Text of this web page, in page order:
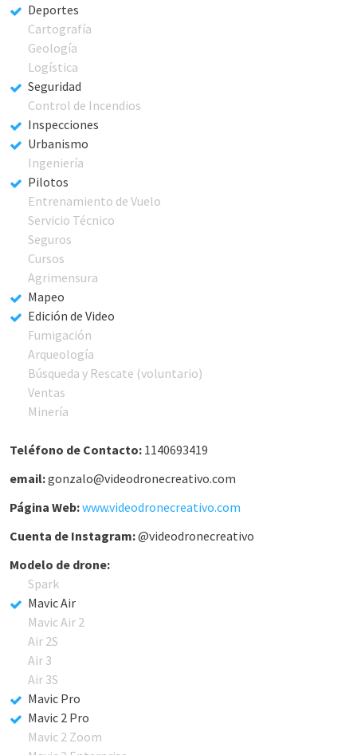
Deportes
Cartografía
Geología
Logística
Seguridad
Control de Incendios
Inspecciones
Urbanismo
Ingeniería
Pilotos
Entrenamiento de Vuelo
Servicio Técnico
Seguros
Cursos
Agrimensura
Mapeo
Edición de Video
Fumigación
Arqueología
Búsqueda y Rescate (voluntario)
Ventas
Minería
Teléfono de Contacto: 1140693419
email:gonzalo@videodronecreativo.com
Página Web:www.videodronecreativo.com
Cuenta de Instagram:@videodronecreativo
Modelo de drone:
Spark
Mavic Air
Mavic Air 2
Air 2S
Air 3
Air 3S
Mavic Pro
Mavic 2 Pro
Mavic 2 Zoom